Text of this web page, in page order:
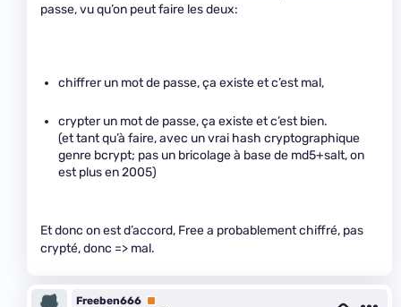
passe, vu qu’on peut faire les deux:
chiffrer un mot de passe, ça existe et c’est mal,
crypter un mot de passe, ça existe et c’est bien.
(et tant qu’à faire, avec un vrai hash cryptographique
genre bcrypt; pas un bricolage à base de md5+salt, on
est plus en 2005)
Et donc on est d’accord, Free a probablement chiffré, pas
crypté, donc => mal.
Freeben666 Premium